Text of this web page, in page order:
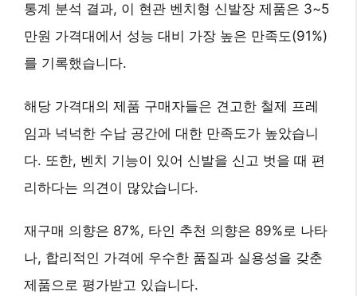
통계 분석 결과, 이 현관 벤치형 신발장 제품은 3~5
만원 가격대 에서 성능 대비 가장 높은 만족도(91%)
를 기록했습니다.
해당 가격대의 제품 구매자들은 견고한 철제 프레
임과 넉넉한 수납 공간에 대한 만족도가 높았습니
다. 또한, 벤치 기능이 있어 신발을 신고 벗을 때 편
리하다는 의견이 많았습니다.
재구매 의향은 87%, 타인 추천 의향은 89%로 나타
나, 합리적인 가격에 우수한 품질과 실용성을 갖춘
제품으로 평가받고 있습니다.